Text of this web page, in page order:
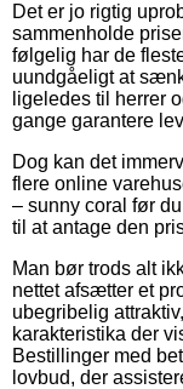
Det er jo rigtig
sammenholde
følgelig har de
uundgåeligt at
ligeledes til herrer
gange garantere
Dog kan det
flere online
– sunny coral før
til at antage den
Man bør trods alt
nettet afsætter et
ubegribelig
karakteristika der
Bestillinger med
lovbud, der